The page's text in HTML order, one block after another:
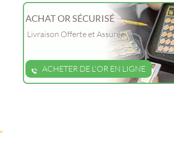
ACHAT OR SÉCURISÉ
Livraison Offerte et Assurée
ACHETER DE L'OR EN LIGNE